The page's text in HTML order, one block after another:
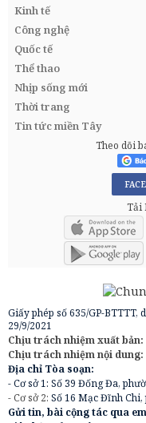
Kinh tế
Công nghệ
Quốc tế
Thể thao
Nhịp sống mới
Thời trang
Tin tức miền Tây
Theo dõi
Tải
Giấy phép số 635/GP-
29/9/2021
Chịu trách nhiệm xuất bản:
Chịu trách nhiệm nội dung:
Địa chỉ Tòa soạn:
- Cơ sở 1: Số 39 Đống Đa,
- Cơ sở 2: Số 16 Mạc Đĩnh
Gửi tin, bài cộng tác qua